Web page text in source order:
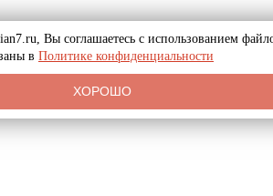
Вы соглашаетесь с использованием
в Политике конфиденциальности
ХОРОШО